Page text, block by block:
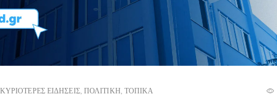
ΚΥΡΙΟΤΕΡΕΣ ΕΙΔΗΣΕΙΣ, ΠΟΛΙΤΙΚΗ, ΤΟΠΙΚΑ